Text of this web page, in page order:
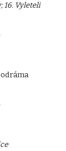
16. Vyleteli